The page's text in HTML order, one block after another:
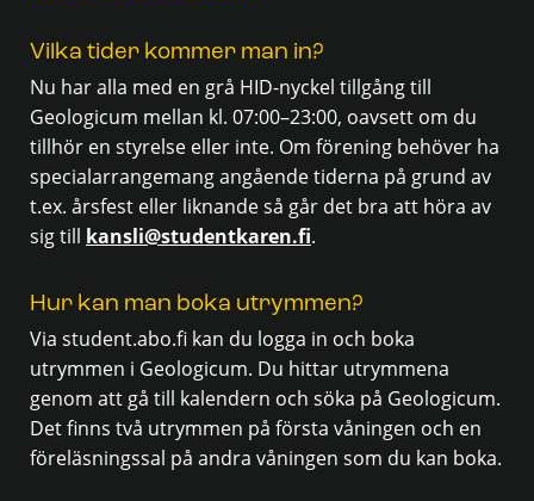
Vilka tider kommer man in?
Nu har alla med en grå HID-nyckel tillgång till
Geologicum mellan kl. 07:00–23:00, oavsett om du
tillhör en styrelse eller inte. Om förening behöver ha
specialarrangemang angående tiderna på grund av
t.ex. årsfest eller liknande så går det bra att höra av
sig till kansli@studentkaren.fi.
Hur kan man boka utrymmen?
Via student.abo.fi kan du logga in och boka
utrymmen i Geologicum. Du hittar utrymmena
genom att gå till kalendern och söka på Geologicum.
Det finns två utrymmen på första våningen och en
föreläsningssal på andra våningen som du kan boka.